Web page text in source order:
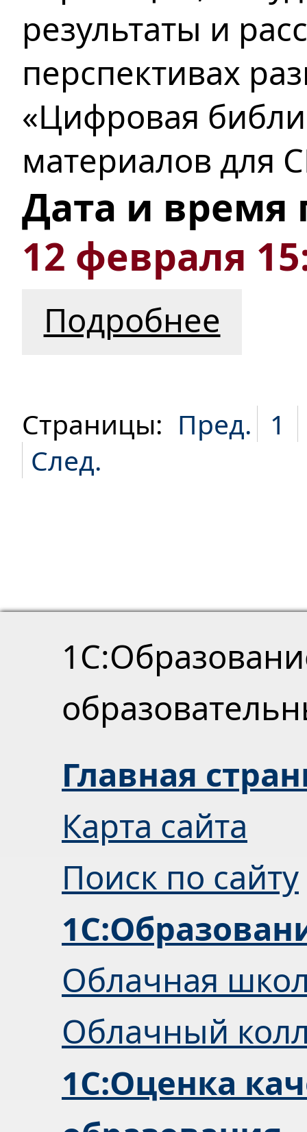
результаты и
перспективах
«Цифровая
материалов для
Дата и время
12 февраля
Подробнее
Страницы: Пред. 1
След.
Главная
Карта сайта
Поиск по сайту
Облачная
Облачный
1С:Оценка